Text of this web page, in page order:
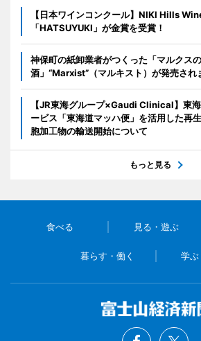
【日本ワインコンクール】NIKI Hills
「HATSUYUKI」が金賞を受賞！
神保町の紙卸業者がつくった「マルクス
酒」“Marxist”（マルキスト）が発売され
【JR東海グループ×Gaudi Clinical】東
ービス「東海道マッハ便」を活用した再
胞加工物の輸送開始について
もっと見る
食べる 見る・遊ぶ
暮らす・働く 学ぶ